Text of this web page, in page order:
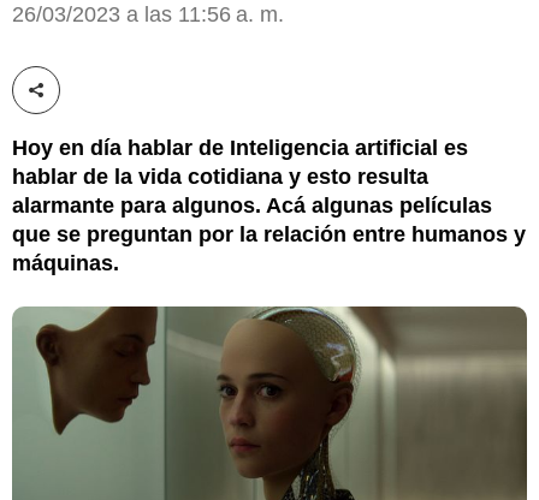
26/03/2023 a las 11:56 a. m.
Compartir esta noticia
Hoy en día hablar de Inteligencia artificial es
hablar de la vida cotidiana y esto resulta
alarmante para algunos. Acá algunas películas
que se preguntan por la relación entre humanos y
máquinas.